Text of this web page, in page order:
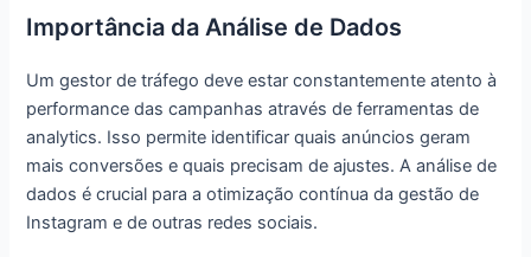
Importância da Análise de Dados
Um gestor de tráfego deve estar constantemente atento à
performance das campanhas através de ferramentas de
analytics. Isso permite identificar quais anúncios geram
mais conversões e quais precisam de ajustes. A análise de
dados é crucial para a otimização contínua da gestão de
Instagram e de outras redes sociais.